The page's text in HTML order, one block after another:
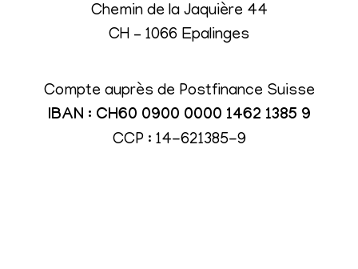
Chemin de la Jaquière 44
CH – 1066 Epalinges
Compte auprès de Postfinance Suisse
IBAN : CH60 0900 0000 1462 1385 9
CCP : 14-621385-9